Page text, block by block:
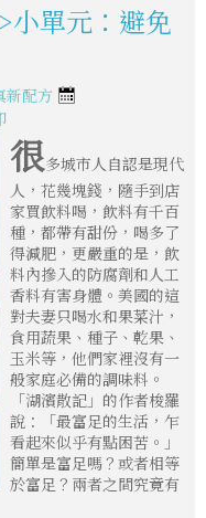
單元：避免
新配方
很多城市人自認是現代
人，花幾塊錢，隨手到店
家買飲料喝，飲料有千百
種，都帶有甜份，喝多了
得減肥，更嚴重的是，飲
料內摻入的防腐劑和人工
香料有害身體。美國的這
對夫妻只喝水和果菜汁，
食用蔬果、種子、乾果、
玉米等，他們家裡沒有一
般家庭必備的調味料。
「湖濱散記」的作者梭羅
說：「最富足的生活，乍
看起來似乎有點困苦。」
簡單是富足嗎？或者相等
於富足？兩者之間究竟有